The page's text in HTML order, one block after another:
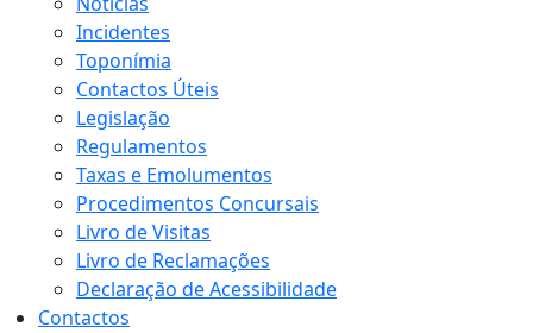
Incidentes
Toponímia
Contactos Úteis
Legislação
Regulamentos
Taxas e Emolumentos
Procedimentos Concursais
Livro de Visitas
Livro de Reclamações
Declaração de Acessibilidade
Contactos